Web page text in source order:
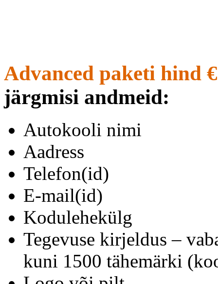
Advanced paketi hind
järgmisi andmeid:
Autokooli nimi
Aadress
Telefon(id)
E-mail(id)
Kodulehekülg
Tegevuse kirjeldus –
kuni 1500 tähemärki